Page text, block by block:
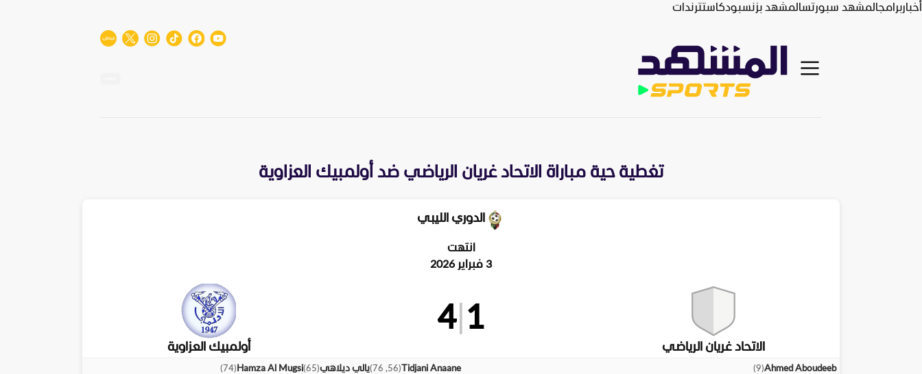
أخباربرامجالمشهد سبورتسالمشهد بزنسبودكاستترندات
تغطية حية مباراة الاتحاد غريان الرياضي ضد أولمبيك العزاوية
الدوري الليبي
انتهت
3 فبراير 2026
الاتحاد غريان الرياضي
1
|
4
أولمبيك العزاوية
Ahmed Aboudeeb
(
9
)
Tidjani Anaane
(
56, 76
)يالي ديلاهي(
65
)
Hamza Al Mugsi
(
74
)